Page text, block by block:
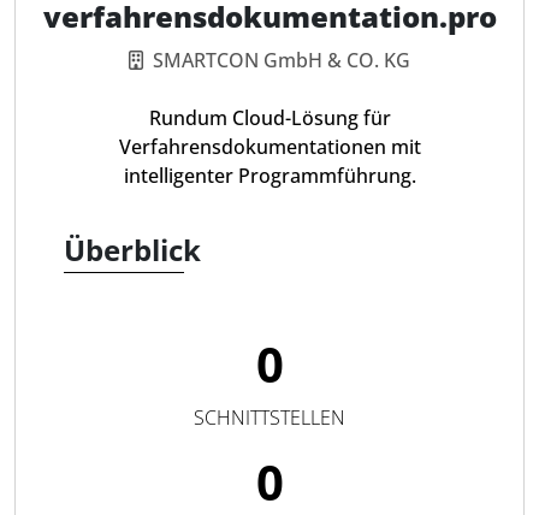
verfahrensdokumentation.pro
SMARTCON GmbH & CO. KG
Rundum Cloud-Lösung für
Verfahrensdokumentationen mit
intelligenter Programmführung.
Überblick
0
SCHNITTSTELLEN
0